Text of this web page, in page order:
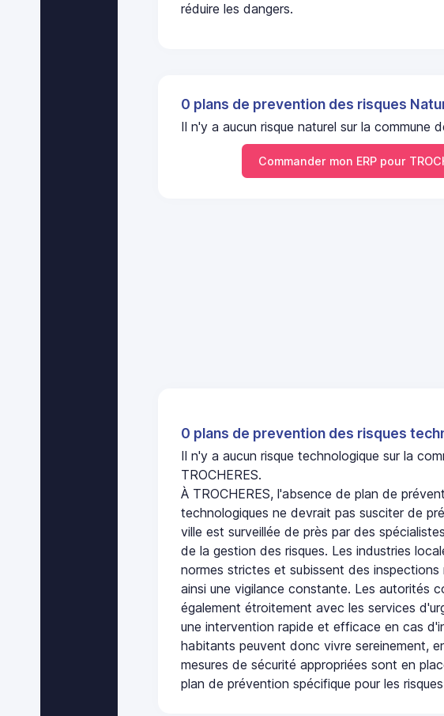
réduire les dangers.
0 plans de prevention des risques
Il n'y a aucun risque naturel sur la commune
Commander mon ERP pour
0 plans de prevention des risques
Il n'y a aucun risque technologique sur la
TROCHERES.
À TROCHERES, l'absence de plan de
technologiques ne devrait pas susciter de
ville est surveillée de près par des
de la gestion des risques. Les industries
normes strictes et subissent des inspections
ainsi une vigilance constante. Les autorités
également étroitement avec les services
une intervention rapide et efficace en cas
habitants peuvent donc vivre sereinement,
mesures de sécurité appropriées sont en
plan de prévention spécifique pour les